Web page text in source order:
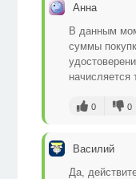
Анна
В данным
суммы
начисляется
0 0
Василий
Да,